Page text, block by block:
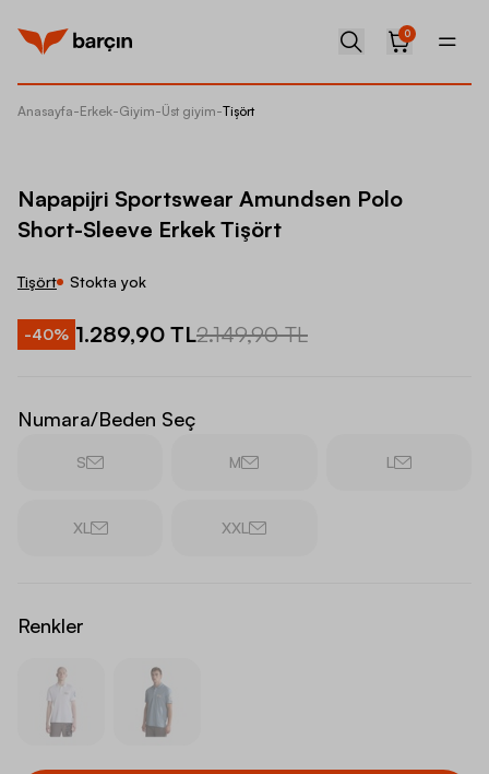
0
Anasayfa-Erkek-Giyim-Üst giyim-Tişört
Napapijri Sportswear Amundsen Polo
Short-Sleeve Erkek Tişört
Tişört Stokta yok
-40% 1.289,90 TL2.149,90 TL
Numara/Beden Seç
S M L
XL XXL
Renkler